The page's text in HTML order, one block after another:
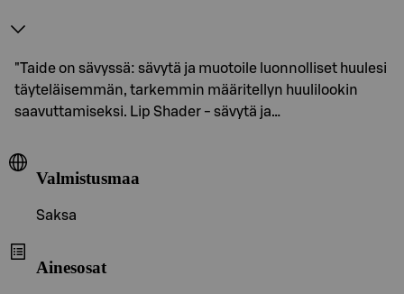
"Taide on sävyssä: sävytä ja muotoile luonnolliset huulesi
täyteläisemmän, tarkemmin määritellyn huulilookin
saavuttamiseksi. Lip Shader - sävytä ja…
Valmistusmaa
Saksa
Ainesosat